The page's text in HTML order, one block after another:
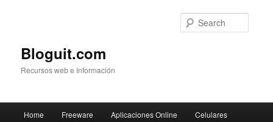
Bloguit.com
Recursos web e Información
Skip
Home Freeware Aplicaciones Online Celulares